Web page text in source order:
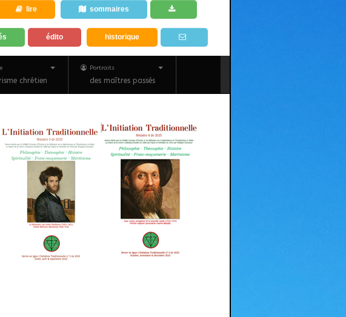
lire sommaires
édito historique
chrétien
Portraits
des maîtres passés